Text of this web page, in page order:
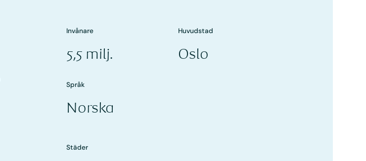
Invånare
5,5 milj.
Huvudstad
Oslo
Språk
Norska
Städer